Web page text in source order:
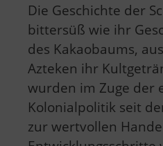
Die Geschichte der
bittersüß wie ihr
des Kakaobaums,
Azteken ihr
wurden im Zuge der
Kolonialpolitik seit
zur wertvollen